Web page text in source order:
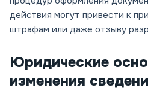
действия могут привести к
штрафам или даже отзыву
Юридические
изменения